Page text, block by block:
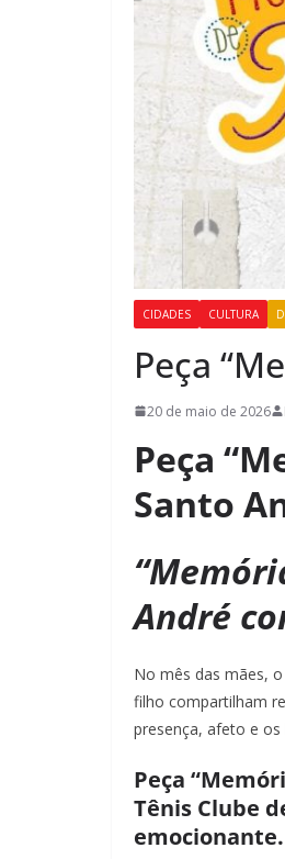
CIDADES CULTURA
Peça
20 de maio de 2026
Peça
Santo
André
No mês das mães,
filho compartilham
presença, afeto e
Peça
Tênis Clube
emocionante.